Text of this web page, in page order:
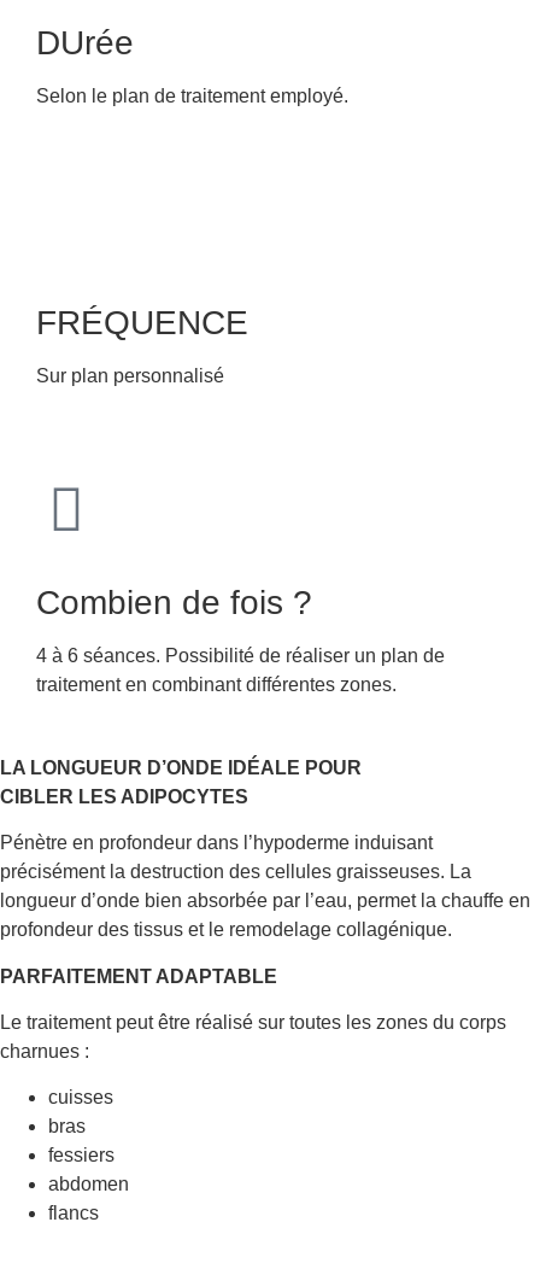
DUrée
Selon le plan de traitement employé.
FRÉQUENCE
Sur plan personnalisé
Combien de fois ?
4 à 6 séances. Possibilité de réaliser un plan de
traitement en combinant différentes zones.
LA LONGUEUR D’ONDE IDÉALE POUR
CIBLER LES ADIPOCYTES
Pénètre en profondeur dans l’hypoderme induisant
précisément la destruction des cellules graisseuses. La
longueur d’onde bien absorbée par l’eau, permet la chauffe en
profondeur des tissus et le remodelage collagénique.
PARFAITEMENT ADAPTABLE
Le traitement peut être réalisé sur toutes les zones du corps
charnues :
cuisses
bras
fessiers
abdomen
flancs